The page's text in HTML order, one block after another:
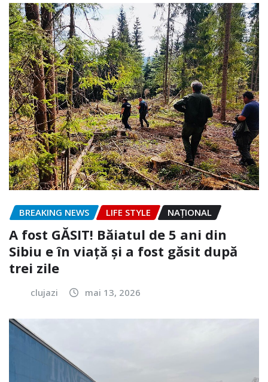
BREAKING NEWS LIFE STYLE NAŢIONAL
A fost GĂSIT! Băiatul de 5 ani din
Sibiu e în viață și a fost găsit după
trei zile
clujazi mai 13, 2026